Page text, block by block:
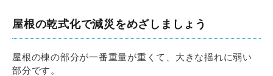
屋根の乾式化で減災をめざしましょう
屋根の棟の部分が一番重量が重くて、大きな揺れに弱い
部分です。